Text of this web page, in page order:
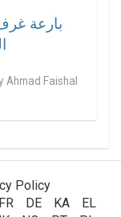
بارعة
Ahmad Faishal
Policy
FR/ DE/ KA/ EL/